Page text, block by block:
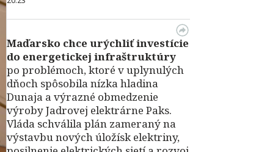
Maďarsko chce urýchliť investície
do energetickej infraštruktúry
po problémoch, ktoré v uplynulých
dňoch spôsobila nízka hladina
Dunaja a výrazné obmedzenie
výroby Jadrovej elektrárne Paks.
Vláda schválila plán zameraný na
výstavbu nových úložísk elektriny,